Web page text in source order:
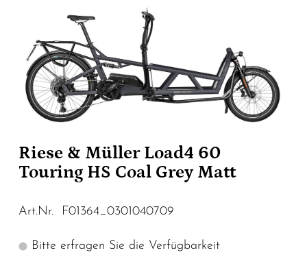
Riese & Müller Load4 60
Touring HS Coal Grey Matt
Art.Nr. F01364_0301040709
Bitte erfragen Sie die Verfügbarkeit